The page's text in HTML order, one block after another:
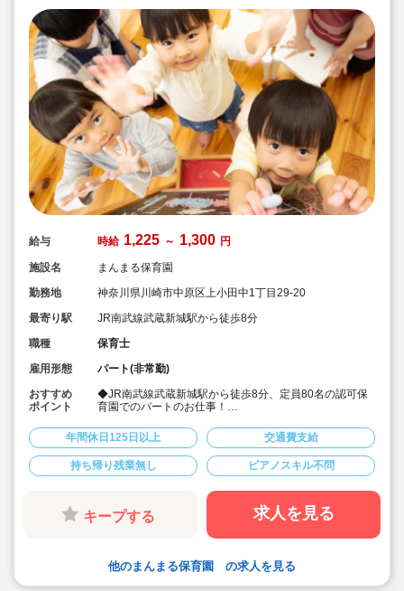
給与 時給 1,225 ～ 1,300 円
施設名
まんまる保育園
勤務地
神奈川県川崎市中原区上小田中1丁目29-20
最寄り駅
JR南武線武蔵新城駅から徒歩8分
職種
保育士
雇用形態
パート(非常勤)
おすすめ
ポイント
◆JR南武線武蔵新城駅から徒歩8分、定員80名の認可保
育園でのパートのお仕事！
◆週3日～勤務で相談が可能です！
◆正職員に切り替わる事も可能です！最初は不安なので
パートからスタートしたい方歓迎！
◆扶養内ご相談ください！
年間休日125日以上 交通費支給
持ち帰り残業無し ピアノスキル不問
キープする 求人を見る
他のまんまる保育園 の求人を見る